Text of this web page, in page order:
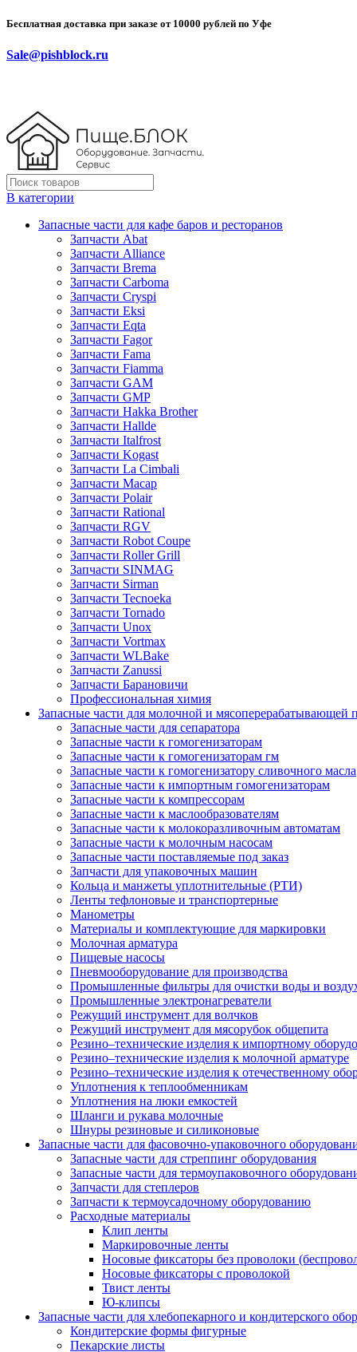
Бесплатная доставка при заказе от 10000 рублей по Уфе
Sale@pishblock.ru
В категории
Запасные части для кафе баров и ресторанов
Запчасти Abat
Запчасти Alliance
Запчасти Brema
Запчасти Carboma
Запчасти Cryspi
Запчасти Eksi
Запчасти Eqta
Запчасти Fagor
Запчасти Fama
Запчасти Fiamma
Запчасти GAM
Запчасти GMP
Запчасти Hakka Brother
Запчасти Hallde
Запчасти Italfrost
Запчасти Kogast
Запчасти La Cimbali
Запчасти Macap
Запчасти Polair
Запчасти Rational
Запчасти RGV
Запчасти Robot Coupe
Запчасти Roller Grill
Запчасти SINMAG
Запчасти Sirman
Запчасти Tecnoeka
Запчасти Tornado
Запчасти Unox
Запчасти Vortmax
Запчасти WLBake
Запчасти Zanussi
Запчасти Барановичи
Профессиональная химия
Запасные части для молочной и мясоперерабатывающей
Запасные части для сепаратора
Запасные части к гомогенизаторам
Запасные части к гомогенизаторам гм
Запасные части к гомогенизатору сливочного масла
Запасные части к импортным гомогенизаторам
Запасные части к компрессорам
Запасные части к маслообразователям
Запасные части к молокоразливочным автоматам
Запасные части к молочным насосам
Запасные части поставляемые под заказ
Запчасти для упаковочных машин
Кольца и манжеты уплотнительные (РТИ)
Ленты тефлоновые и транспортерные
Манометры
Материалы и комплектующие для маркировки
Молочная арматура
Пищевые насосы
Пневмооборудование для производства
Промышленные фильтры для очистки воды и
Промышленные электронагреватели
Режущий инструмент для волчков
Режущий инструмент для мясорубок общепита
Резино–технические изделия к импортному
Резино–технические изделия к молочной арматуре
Резино–технические изделия к отечественному
Уплотнения к теплообменникам
Уплотнения на люки емкостей
Шланги и рукава молочные
Шнуры резиновые и силиконовые
Запасные части для фасовочно-упаковочного
Запасные части для стреппинг оборудования
Запасные части для термоупаковочного
Запчасти для степлеров
Запчасти к термоусадочному оборудованию
Расходные материалы
Клип ленты
Маркировочные ленты
Носовые фиксаторы без проволоки
Носовые фиксаторы с проволокой
Твист ленты
Ю-клипсы
Запасные части для хлебопекарного и кондитерского
Кондитерские формы фигурные
Пекарские листы